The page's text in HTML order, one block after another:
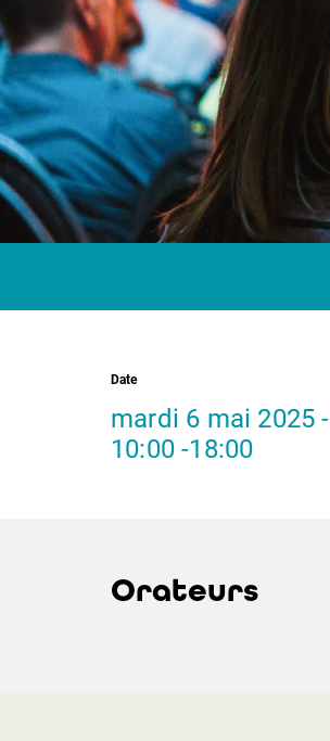
Date
mardi 6 mai 2025 -
10:00 -18:00
Orateurs